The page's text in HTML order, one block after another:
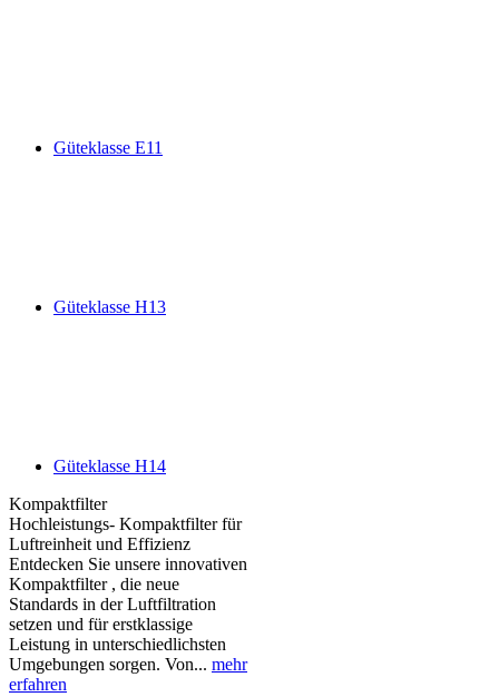
Güteklasse E11
Güteklasse H13
Güteklasse H14
Kompaktfilter
Hochleistungs- Kompaktfilter für
Luftreinheit und Effizienz
Entdecken Sie unsere innovativen
Kompaktfilter , die neue
Standards in der Luftfiltration
setzen und für erstklassige
Leistung in unterschiedlichsten
Umgebungen sorgen. Von... mehr
erfahren